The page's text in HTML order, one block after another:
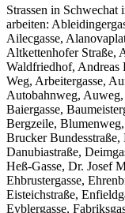
Strassen in Schwechat
arbeiten:
Ailecgasse,
Altkettenhofer Straße,
Waldfriedhof, Andreas
Weg, Arbeitergasse,
Autobahnweg, Auweg,
Baiergasse,
Bergzeile,
Brucker Bundesstraße,
Danubiastraße,
Heß-Gasse, Dr. Josef
Ehbrustergasse,
Eisteichstraße,
Eyblergasse,